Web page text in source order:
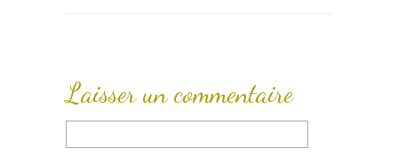
Laisser un commentaire